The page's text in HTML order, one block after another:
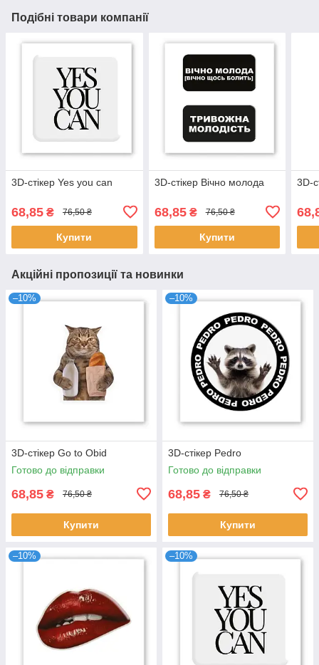
Подібні товари компанії
3D-стікер Yes you can
68,85 ₴ 76,50 ₴
Купити
3D-стікер Вічно молода
68,85₴ 76,50 ₴
Купити
3D-
Акційні пропозиції та новинки
–10%
3D-стікер Go to Obid
Готово до відправки
68,85 ₴ 76,50 ₴
Купити
–10%
3D-стікер Pedro
Готово до відправки
68,85 ₴ 76,50 ₴
Купити
–10% –10%